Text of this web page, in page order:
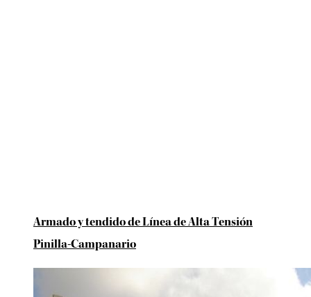
Armado y tendido de Línea de Alta Tensión
Pinilla-Campanario